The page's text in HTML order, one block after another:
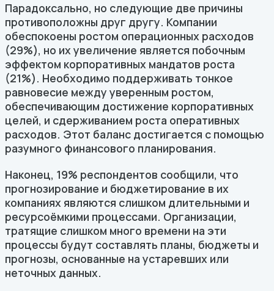
Парадоксально, но следующие две причины
противоположны друг другу. Компании
обеспокоены ростом операционных расходов
(29%), но их увеличение является побочным
эффектом корпоративных мандатов роста
(21%). Необходимо поддерживать тонкое
равновесие между уверенным ростом,
обеспечивающим достижение корпоративных
целей, и сдерживанием роста оперативных
расходов. Этот баланс достигается с помощью
разумного финансового планирования.
Наконец, 19% респондентов сообщили, что
прогнозирование и бюджетирование в их
компаниях являются слишком длительными и
ресурсоёмкими процессами. Организации,
тратящие слишком много времени на эти
процессы будут составлять планы, бюджеты и
прогнозы, основанные на устаревших или
неточных данных.